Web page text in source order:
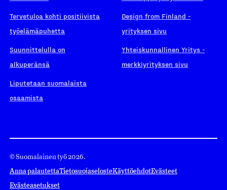
Tervetuloa kohti positiivista
työelämäpuhetta
Suunnittelulla on
alkuperänsä
Liputetaan suomalaista
osaamista
Design from Finland -
yrityksen sivu
Yhteiskunnallinen Yritys -
merkkiyrityksen sivu
© Suomalainen työ 2026.
Anna palautettaTietosuojaselosteKäyttöehdotEvästeet
Evästeasetukset